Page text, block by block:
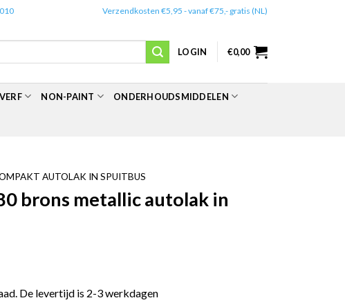
Verzendkosten €5,95 - vanaf €75,- gratis (NL)
LOGIN €0,00
NON-PAINT ONDERHOUDSMIDDELEN
AUTOLAK IN SPUITBUS
brons metallic autolak in
De levertijd is 2-3 werkdagen